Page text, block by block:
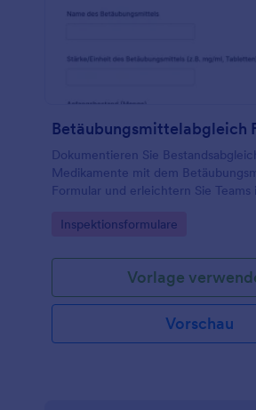
Betäubungsmittelabgleich
Dokumentieren Sie
Medikamente mit dem
Formular und erleichtern Sie Teams
jeder Formularantwort mit Jotform.
Go to Category:
Inspektionsformulare
Vorlage
Vorschau